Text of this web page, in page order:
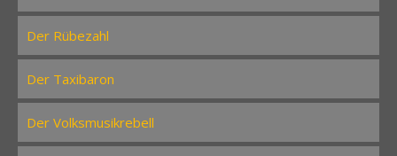
Der Rübezahl
Der Taxibaron
Der Volksmusikrebell